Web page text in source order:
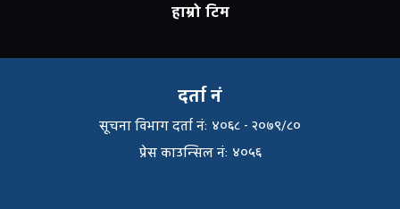
हाम्रो टिम
दर्ता नं
सूचना विभाग दर्ता नंः ४०६८ - २०७९/८०
प्रेस काउन्सिल नंः ४०५६